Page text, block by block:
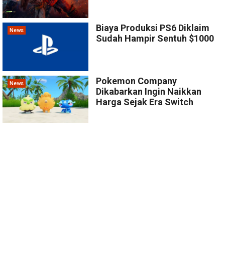
News
Biaya Produksi PS6 Diklaim
Sudah Hampir Sentuh $1000
News
Pokemon Company
Dikabarkan Ingin Naikkan
Harga Sejak Era Switch